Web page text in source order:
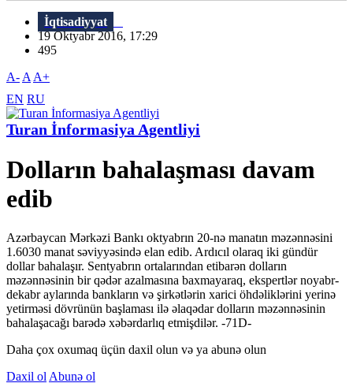
İqtisadiyyat
19 Oktyabr 2016, 17:29
495
A- A A+
EN RU
Turan İnformasiya Agentliyi
Dolların bahalaşması davam
edib
Azərbaycan Mərkəzi Bankı oktyabrın 20-nə manatın məzənnəsini
1.6030 manat səviyyəsində elan edib. Ardıcıl olaraq iki gündür
dollar bahalaşır. Sentyabrın ortalarından etibarən dolların
məzənnəsinin bir qədər azalmasına baxmayaraq, ekspertlər noyabr-
dekabr aylarında bankların və şirkətlərin xarici öhdəliklərini yerinə
yetirməsi dövrünün başlaması ilə əlaqədar dolların məzənnəsinin
bahalaşacağı barədə xəbərdarlıq etmişdilər. -71D-
Daha çox oxumaq üçün daxil olun və ya abunə olun
Daxil ol Abunə ol